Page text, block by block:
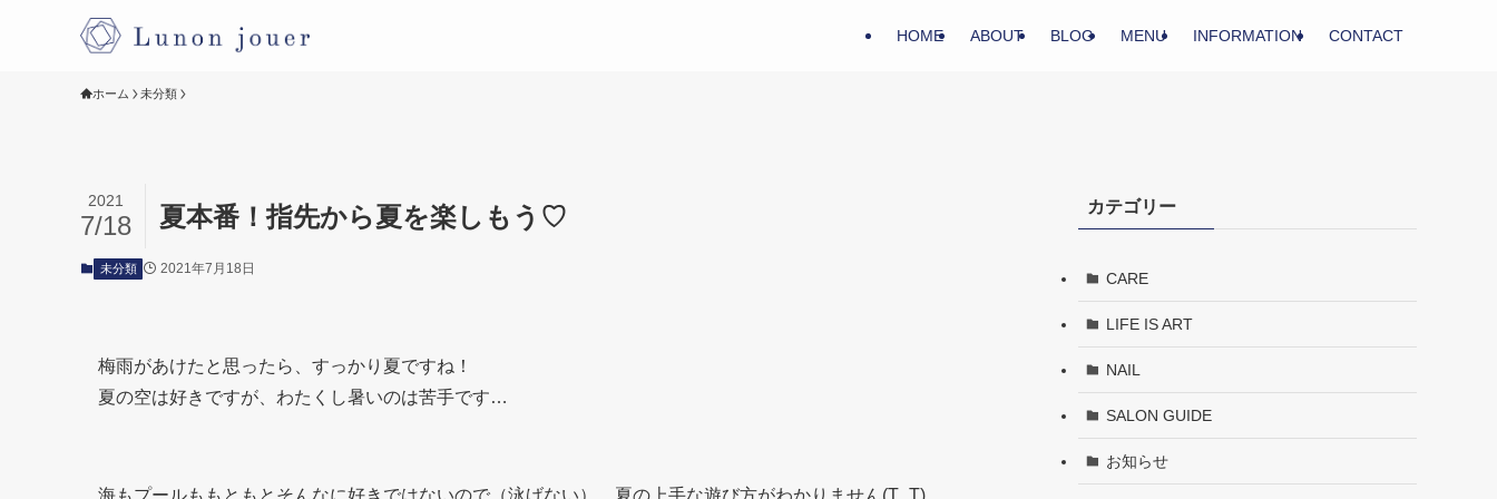
HOME ABOUT BLOG MENU INFORMATION CONTACT
ホーム 未分類
夏本番！指先から夏を楽しもう♡
2021
7/18
未分類 2021年7月18日
梅雨があけたと思ったら、すっかり夏ですね！
夏の空は好きですが、わたくし暑いのは苦手です…
海もプールももともとそんなに好きではないので（泳げない）、夏の上手な遊び方がわかりません(T_T)
カテゴリー
CARE
LIFE IS ART
NAIL
SALON GUIDE
お知らせ